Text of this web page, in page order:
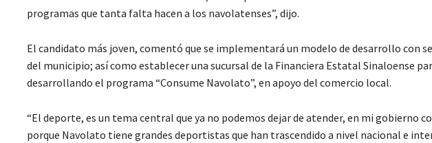
programas que tanta falta hacen a los navolatenses”, dijo.
El candidato más joven, comentó que se implementará un modelo de desarrollo con
del municipio; así como establecer una sucursal de la Financiera Estatal Sinaloense
desarrollando el programa “Consume Navolato”, en apoyo del comercio local.
“El deporte, es un tema central que ya no podemos dejar de atender, en mi gobierno
porque Navolato tiene grandes deportistas que han trascendido a nivel nacional e